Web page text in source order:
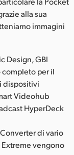
alla sua
immagini
Design, GBI
completo per il
dispositivi
Videohub
HyperDeck
di vario
vengono